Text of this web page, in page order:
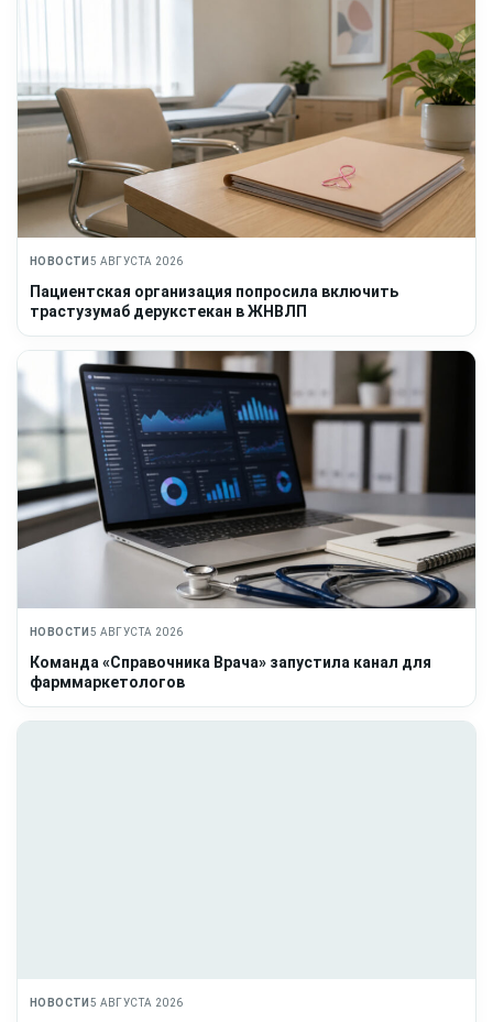
НОВОСТИ 5 АВГУСТА 2026
Пациентская организация попросила включить
трастузумаб дерукстекан в ЖНВЛП
НОВОСТИ 5 АВГУСТА 2026
Команда «Справочника Врача» запустила канал для
фарммаркетологов
НОВОСТИ 5 АВГУСТА 2026